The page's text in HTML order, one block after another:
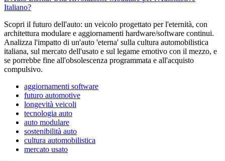
Italiano?
Scopri il futuro dell'auto: un veicolo progettato per l'eternità, con
architettura modulare e aggiornamenti hardware/software continui.
Analizza l'impatto di un'auto 'eterna' sulla cultura automobilistica
italiana, sul mercato dell'usato e sul legame emotivo con il mezzo, e
se porrebbe fine all'obsolescenza programmata e all'acquisto
compulsivo.
aggiornamenti software
futuro automotive
longevità veicoli
tecnologia auto
auto modulare
sostenibilità auto
cultura automobilistica
mercato usato